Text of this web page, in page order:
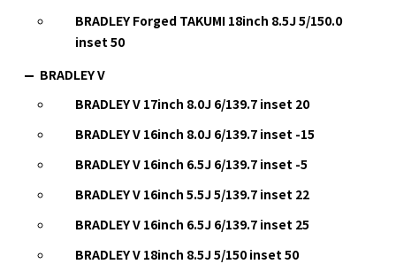
BRADLEY Forged TAKUMI 18inch 8.5J 5/150.0
inset 50
BRADLEY V
BRADLEY V 17inch 8.0J 6/139.7 inset 20
BRADLEY V 16inch 8.0J 6/139.7 inset -15
BRADLEY V 16inch 6.5J 6/139.7 inset -5
BRADLEY V 16inch 5.5J 5/139.7 inset 22
BRADLEY V 16inch 6.5J 6/139.7 inset 25
BRADLEY V 18inch 8.5J 5/150 inset 50